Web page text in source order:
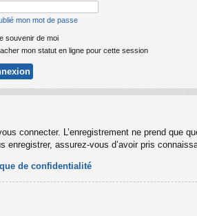
mon mot de passe
souvenir de moi
mon statut en ligne pour cette session
connecter. L’enregistrement ne prend que
enregistrer, assurez-vous d’avoir pris
de confidentialité